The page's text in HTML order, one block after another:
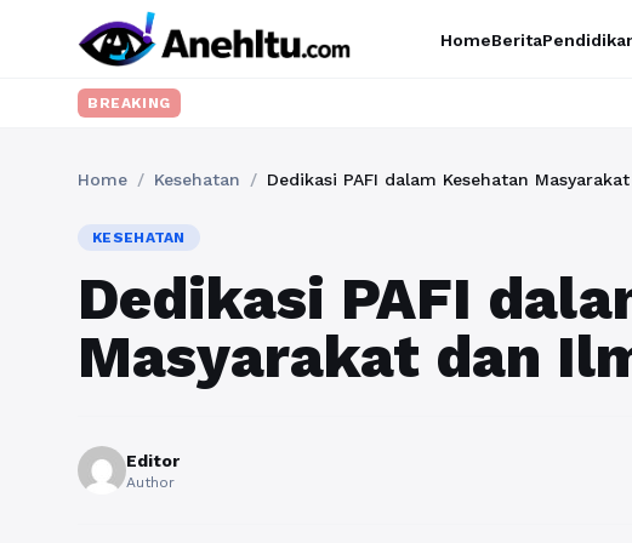
HomeBerita
BREAKING
Home / Kesehatan / Dedikasi PAFI dalam Kesehatan
KESEHATAN
Dedikasi PAFI
Masyarakat dan
Editor
Author